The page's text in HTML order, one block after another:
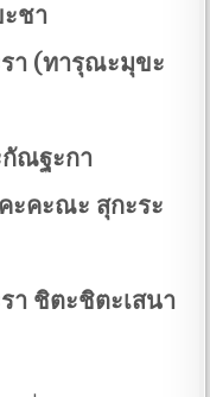
ชา
า (ทารุณะมุขะ
ณฐะกา
ะคะณะ สุกะระ
า ชิตะชิตะเสนา